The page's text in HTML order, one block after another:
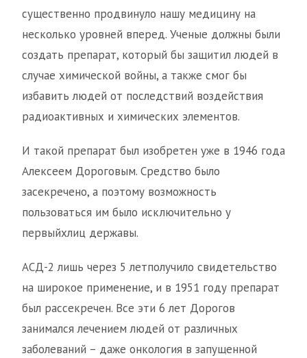
существенно продвинуло нашу медицину на
несколько уровней вперед. Ученые должны были
создать препарат, который бы защитил людей в
случае химической войны, а также смог бы
избавить людей от последствий воздействия
радиоактивных и химических элементов.
И такой препарат был изобретен уже в 1946 года
Алексеем Дороговым. Средство было
засекречено, а поэтому возможность
пользоваться им было исключительно у
первыйхлиц державы.
АСД-2 лишь через 5 летполучило свидетельство
на широкое применение, и в 1951 году препарат
был рассекречен. Все эти 6 лет Дорогов
занимался лечением людей от различных
заболеваний – даже онкология в запущенной